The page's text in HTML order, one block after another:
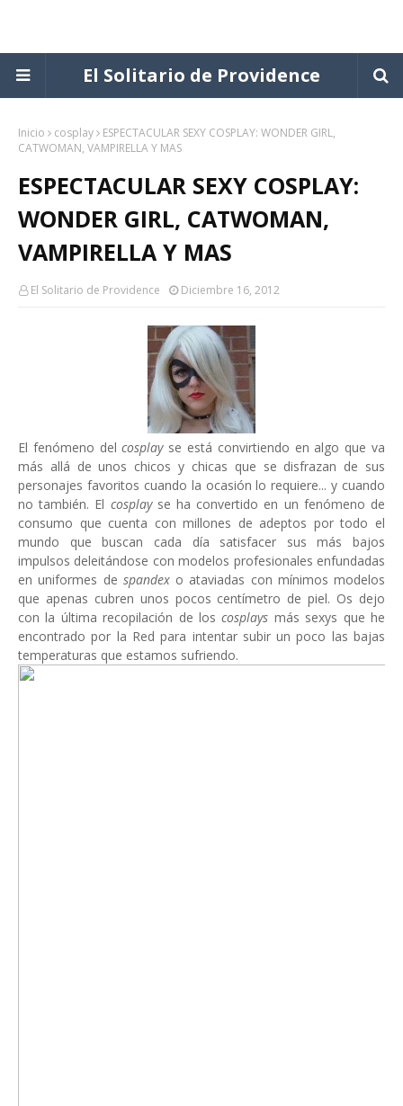
El Solitario de Providence
Inicio cosplay
ESPECTACULAR SEXY COSPLAY: WONDER GIRL,
CATWOMAN, VAMPIRELLA Y MAS
ESPECTACULAR SEXY COSPLAY:
WONDER GIRL, CATWOMAN,
VAMPIRELLA Y MAS
El Solitario de Providence Diciembre 16, 2012
El fenómeno delcosplay se está convirtiendo en algo que va
más allá de unos chicos y chicas que se disfrazan de sus
personajes favoritos cuando la ocasión lo requiere... y cuando
no también. El cosplay se ha convertido en un fenómeno de
consumo que cuenta con millones de adeptos por todo el
mundo que buscan cada día satisfacer sus más bajos
impulsos deleitándose con modelos profesionales enfundadas
en uniformes de spandex o ataviadas con mínimos modelos
que apenas cubren unos pocos centímetro de piel. Os dejo
con la última recopilación de loscosplays más sexys que he
encontrado por la Red para intentar subir un poco las bajas
temperaturas que estamos sufriendo.